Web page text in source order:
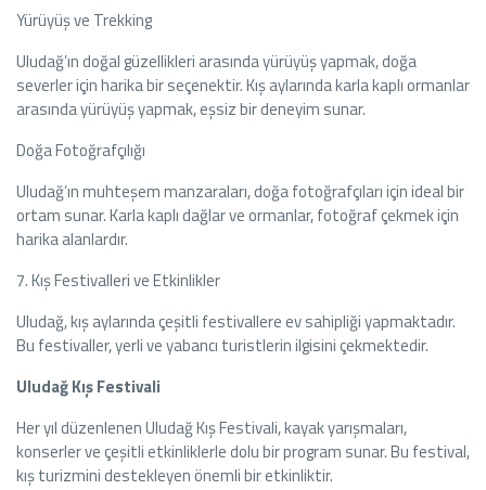
Yürüyüş ve Trekking
Uludağ’ın doğal güzellikleri arasında yürüyüş yapmak, doğa
severler için harika bir seçenektir. Kış aylarında karla kaplı ormanlar
arasında yürüyüş yapmak, eşsiz bir deneyim sunar.
Doğa Fotoğrafçılığı
Uludağ’ın muhteşem manzaraları, doğa fotoğrafçıları için ideal bir
ortam sunar. Karla kaplı dağlar ve ormanlar, fotoğraf çekmek için
harika alanlardır.
7. Kış Festivalleri ve Etkinlikler
Uludağ, kış aylarında çeşitli festivallere ev sahipliği yapmaktadır.
Bu festivaller, yerli ve yabancı turistlerin ilgisini çekmektedir.
Uludağ Kış Festivali
Her yıl düzenlenen Uludağ Kış Festivali, kayak yarışmaları,
konserler ve çeşitli etkinliklerle dolu bir program sunar. Bu festival,
kış turizmini destekleyen önemli bir etkinliktir.